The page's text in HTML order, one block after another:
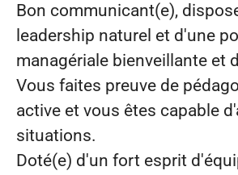
Bon communicant(e),
leadership naturel et d'une
managériale bienveillante et
Vous faites preuve de
active et vous êtes capable
situations.
Doté(e) d'un fort esprit